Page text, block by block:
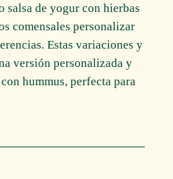
salsa de yogur con hierbas
comensales personalizar
Estas variaciones y
versión personalizada y
hummus, perfecta para